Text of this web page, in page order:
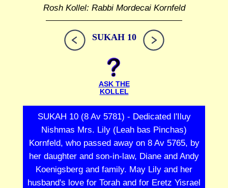
Rosh Kollel: Rabbi Mordecai Kornfeld
SUKAH 10
ASK THE
KOLLEL
SUKAH 10 (8 Av 5781) - Dedicated l'Iluy
Nishmas Mrs. Lily (Leah bas Pinchas)
Kornfeld, who passed away on 8 Av 5765, by
her daughter and son-in-law, Diane and Andy
Koenigsberg and family. May Lily and her
husband's love for Torah and for Eretz Yisrael